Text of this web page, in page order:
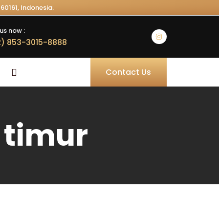
Indonesia.
now :
853-3015-8888
Contact Us